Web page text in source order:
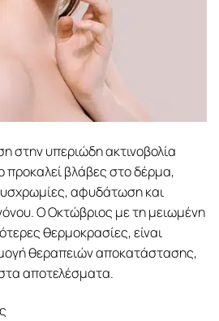
στην υπεριώδη ακτινοβολία
προκαλεί βλάβες στο δέρμα,
αφυδάτωση και
Ο Οκτώβριος με τη μειωμένη
θερμοκρασίες, είναι
θεραπειών αποκατάστασης,
αποτελέσματα.